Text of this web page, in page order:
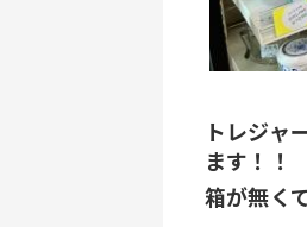
トレジャ
ます！！
箱が無く